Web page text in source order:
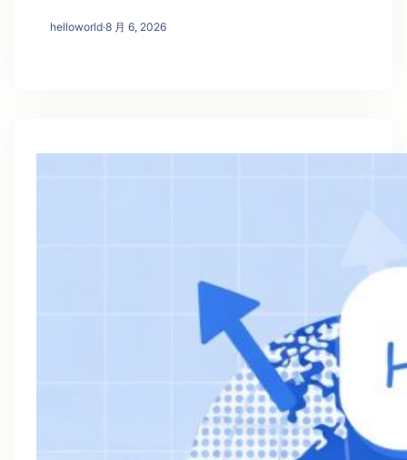
helloworld·8 月 6, 2026